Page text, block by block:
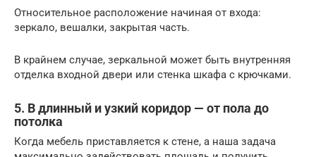
Относительное расположение начиная от входа:
зеркало, вешалки, закрытая часть.
В крайнем случае, зеркальной может быть внутренняя
отделка входной двери или стенка шкафа с крючками.
5. В длинный и узкий коридор — от пола до
потолка
Когда мебель приставляется к стене, а наша задача